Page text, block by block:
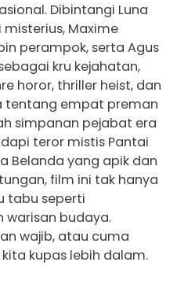
Dibintangi Luna
misterius, Maxime
perampok, serta Agus
kru kejahatan,
horor, thriller heist, dan
tentang empat preman
simpanan pejabat era
teror mistis Pantai
Belanda yang apik dan
film ini tak hanya
tabu seperti
warisan budaya.
wajib, atau cuma
kupas lebih dalam.